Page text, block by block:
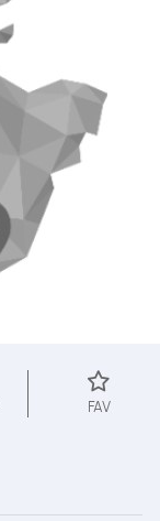
FAV